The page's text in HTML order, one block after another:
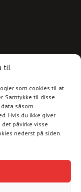
til
som cookies til at
Samtykke til disse
såsom
Hvis du ikke giver
påvirke visse
nederst på siden.